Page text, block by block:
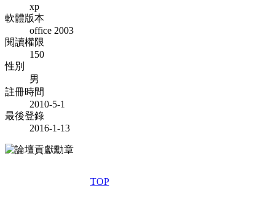
xp
軟體版本
office 2003
閱讀權限
150
性別
男
註冊時間
2010-5-1
最後登錄
2016-1-13
TOP